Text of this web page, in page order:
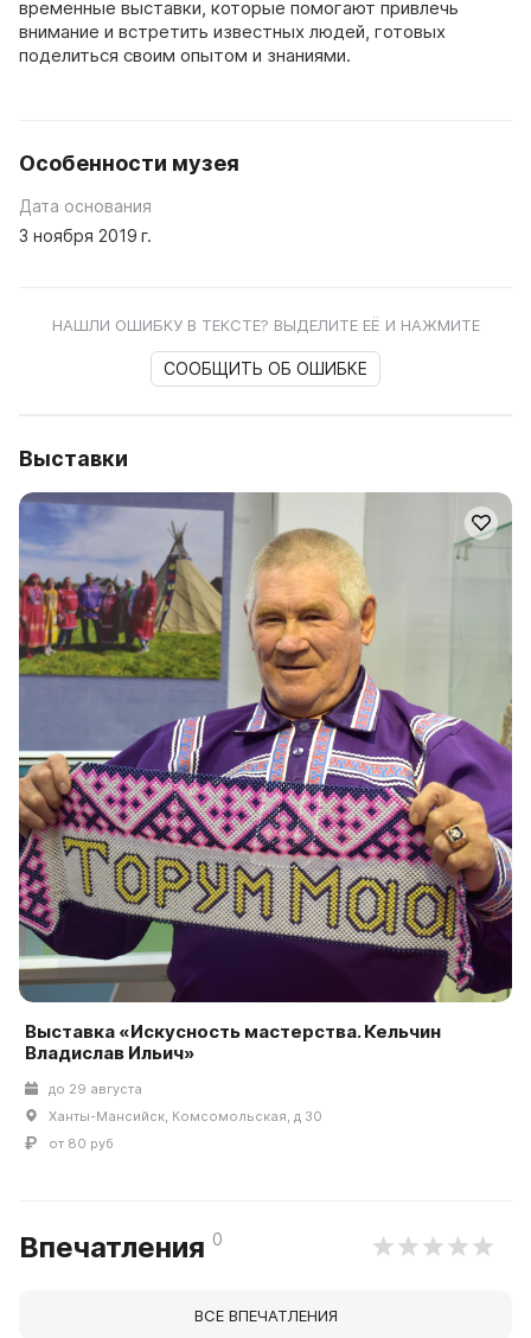
временные выставки, которые помогают привлечь
внимание и встретить известных людей, готовых
поделиться своим опытом и знаниями.
Особенности музея
Дата основания
3 ноября 2019 г.
НАШЛИ ОШИБКУ В ТЕКСТЕ? ВЫДЕЛИТЕ ЕЁ И НАЖМИТЕ
СООБЩИТЬ ОБ ОШИБКЕ
Выставки
Выставка «Искусность мастерства. Кельчин
Владислав Ильич»
до 29 августа
Ханты-Мансийск, Комсомольская, д 30
от 80 руб
Впечатления 0
ВСЕ ВПЕЧАТЛЕНИЯ